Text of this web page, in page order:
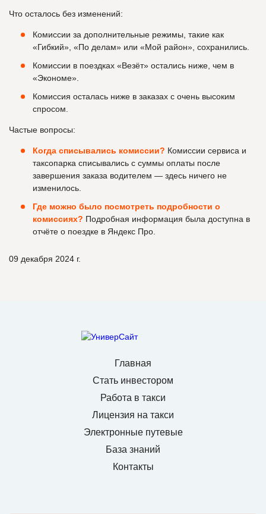
Что осталось без изменений:
Комиссии за дополнительные режимы, такие как
«Гибкий», «По делам» или «Мой район», сохранились.
Комиссии в поездках «Везёт» остались ниже, чем в
«Экономе».
Комиссия осталась ниже в заказах с очень высоким
спросом.
Частые вопросы:
Когда списывались комиссии? Комиссии сервиса и
таксопарка списывались с суммы оплаты после
завершения заказа водителем — здесь ничего не
изменилось.
Где можно было посмотреть подробности о
комиссиях? Подробная информация была доступна в
отчёте о поездке в Яндекс Про.
09 декабря 2024 г.
Главная
Стать инвестором
Работа в такси
Лицензия на такси
Электронные путевые
База знаний
Контакты